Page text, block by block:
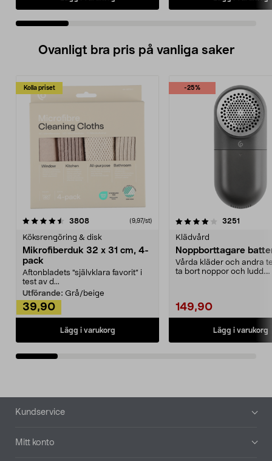
Ovanligt bra pris på vanliga saker
Kolla priset
3808recensioner (9,97/st)
Köksrengöring & disk
Mikrofiberduk 32 x 31 cm, 4-
pack
Aftonbladets "självklara favorit” i
test av d...
Utförande: Grå/beige
39,90
Lägg i varukorg
-25%
4.0av 5 stjärnor 3251
Klädvård
Noppborttagare
Vårda kläder och andra
ta bort noppor och ludd.
149,90
Lägg i varukorg
4.5av 5 stjärnor
Sidfot
Kundservice
Mitt konto